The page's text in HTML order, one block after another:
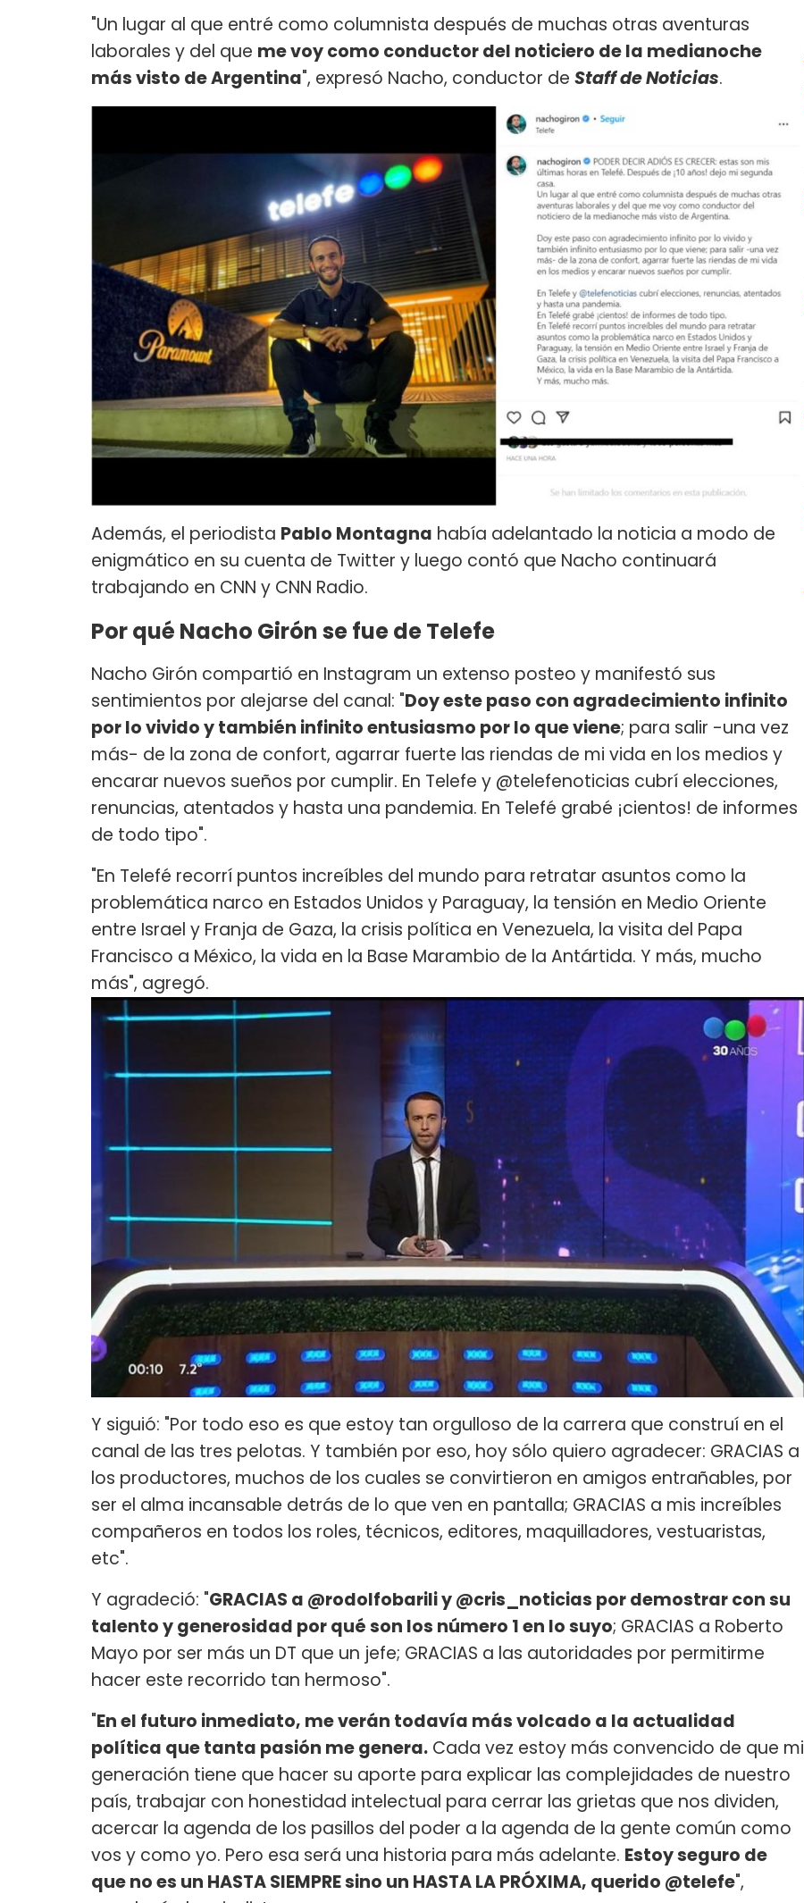
"Un lugar al que entré como columnista después de muchas otras aventuras
laborales y del que me voy como conductor del noticiero de la medianoche
más visto de Argentina", expresó Nacho, conductor de Staff de Noticias.
Además, el periodista Pablo Montagna había adelantado la noticia a modo de
enigmático en su cuenta de Twitter y luego contó que Nacho continuará
trabajando en CNN y CNN Radio.
Por qué Nacho Girón se fue de Telefe
Nacho Girón compartió en Instagram un extenso posteo y manifestó sus
sentimientos por alejarse del canal: "Doy este paso con agradecimiento infinito
por lo vivido y también infinito entusiasmo por lo que viene; para salir -una vez
más- de la zona de confort, agarrar fuerte las riendas de mi vida en los medios y
encarar nuevos sueños por cumplir. En Telefe y @telefenoticias cubrí elecciones,
renuncias, atentados y hasta una pandemia. En Telefé grabé ¡cientos! de informes
de todo tipo".
"En Telefé recorrí puntos increíbles del mundo para retratar asuntos como la
problemática narco en Estados Unidos y Paraguay, la tensión en Medio Oriente
entre Israel y Franja de Gaza, la crisis política en Venezuela, la visita del Papa
Francisco a México, la vida en la Base Marambio de la Antártida. Y más, mucho
más", agregó.
Y siguió: "Por todo eso es que estoy tan orgulloso de la carrera que construí en el
canal de las tres pelotas. Y también por eso, hoy sólo quiero agradecer: GRACIAS a
los productores, muchos de los cuales se convirtieron en amigos entrañables, por
ser el alma incansable detrás de lo que ven en pantalla; GRACIAS a mis increíbles
compañeros en todos los roles, técnicos, editores, maquilladores, vestuaristas,
etc".
Y agradeció: "GRACIAS a @rodolfobarili y @cris_noticias por demostrar con su
talento y generosidad por qué son los número 1 en lo suyo; GRACIAS a Roberto
Mayo por ser más un DT que un jefe; GRACIAS a las autoridades por permitirme
hacer este recorrido tan hermoso".
"En el futuro inmediato, me verán todavía más volcado a la actualidad
política que tanta pasión me genera. Cada vez estoy más convencido de que mi
generación tiene que hacer su aporte para explicar las complejidades de nuestro
país, trabajar con honestidad intelectual para cerrar las grietas que nos dividen,
acercar la agenda de los pasillos del poder a la agenda de la gente común como
vos y como yo. Pero esa será una historia para más adelante. Estoy seguro de
que no es un HASTA SIEMPRE sino un HASTA LA PRÓXIMA, querido @telefe",